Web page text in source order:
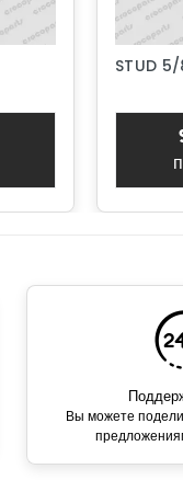
STUD 5/
Вы можете